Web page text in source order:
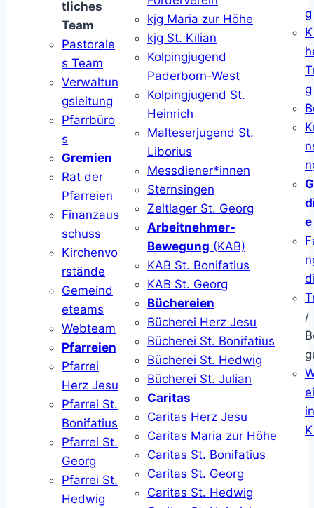
tliches
Team
Pastorale
s Team
Verwaltun
gsleitung
Pfarrbüro
s
Gremien
Rat der
Pfarreien
Finanzaus
schuss
Kirchenvo
rstände
Gemeind
eteams
Webteam
Pfarreien
Pfarrei
Herz Jesu
Pfarrei St.
Bonifatius
Pfarrei St.
Georg
Pfarrei St.
Hedwig
kjg Maria zur Höhe
kjg St. Kilian
Kolpingjugend
Paderborn-West
Kolpingjugend St.
Heinrich
Malteserjugend St.
Liborius
Messdiener*innen
Sternsingen
Zeltlager St. Georg
Arbeitnehmer-
Bewegung (KAB)
KAB St. Bonifatius
KAB St. Georg
Büchereien
Bücherei Herz Jesu
Bücherei St. Bonifatius
Bücherei St. Hedwig
Bücherei St. Julian
Caritas
Caritas Herz Jesu
Caritas Maria zur Höhe
Caritas St. Bonifatius
Caritas St. Georg
Caritas St. Hedwig
g
g
e
/